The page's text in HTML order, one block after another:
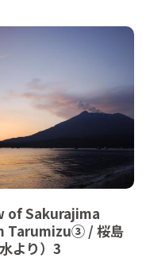
of Sakurajima
Tarumizu③ / 桜島
水より）3